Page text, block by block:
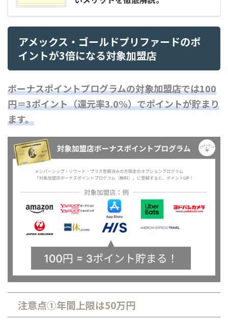
アメックス・ゴールドプリファードのポ
イントが3倍になる対象加盟店
ボーナスポイントプログラムの対象加盟店では100
円＝3ポイント（還元率3.0%）でポイントが貯まり
ます。
注意点①年間上限は50万円